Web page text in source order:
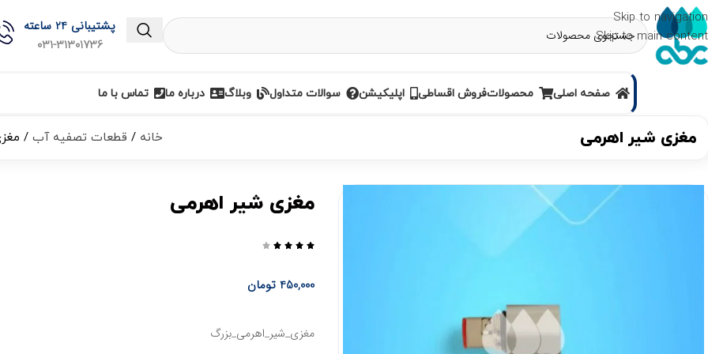
Skip to navigation
Skip to main content
پشتیبانی 24 ساعته
031-31301736
صفحه اصلی محصولاتفروش اقساطی اپلیکیشن سوالات متداول وبلاگ درباره ما تماس با ما
مغزی شیر اهرمی خانه قطعات تصفیه آب
مغزی شیر اهرمی





450,000 تومان
مغزی_شیر_اهرمی_بزرگ